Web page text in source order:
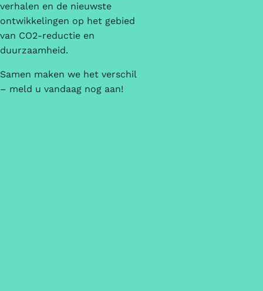
verhalen en de nieuwste
ontwikkelingen op het gebied
van CO2-reductie en
duurzaamheid.
Samen maken we het verschil
– meld u vandaag nog aan!